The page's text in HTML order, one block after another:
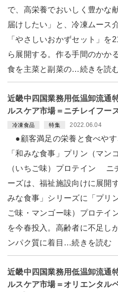
で、高栄養でおいしく豊かな
届けしたい」と、冷凍ムース
「やさしいおかずセット」を
ら展開する。作る手間のかか
食を主菜と副菜の…続きを読
近畿中四国業務用低温卸流通
ルスケア市場＝ニチレイフー
冷凍食品 特集 2022.06.04
●顧客満足の栄養と食べや
「和みな食事」プリン（マン
（いちご味）プロテイン ニ
ーズは、福祉施設向けに展開
みな食事」シリーズに「プリ
ご味・マンゴー味）プロテイ
を今春投入。高齢者に不足し
ンパク質に着目…続きを読む
近畿中四国業務用低温卸流通
ルスケア市場＝オリエンタル